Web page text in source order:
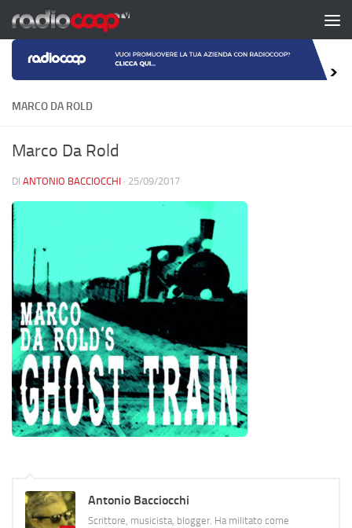
Salta al contenuto
MARCO DA ROLD
Marco Da Rold
DI ANTONIO BACCIOCCHI · 25/09/2017
Antonio Bacciocchi
Scrittore, musicista, blogger. Ha militato come